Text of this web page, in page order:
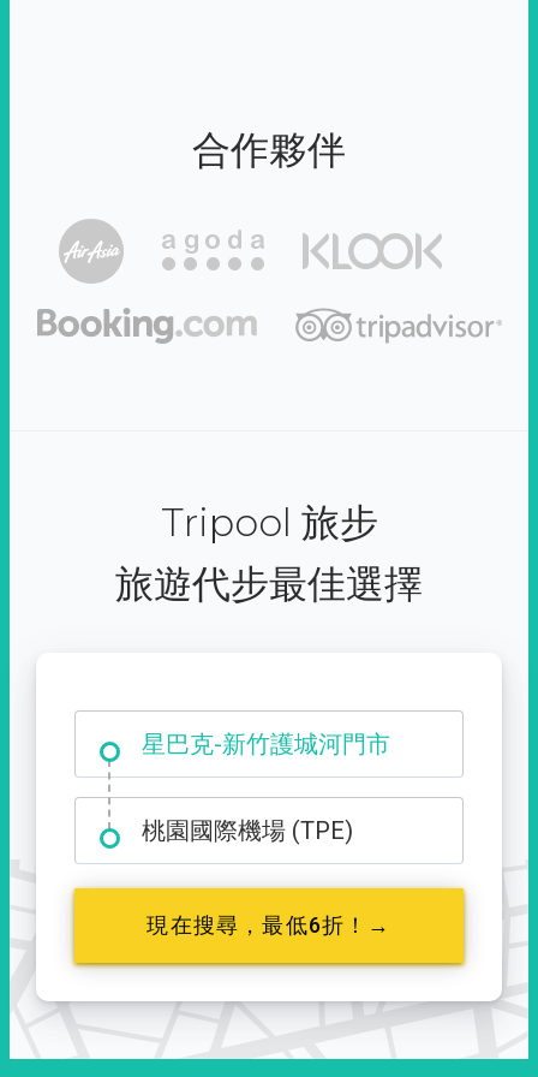
合作夥伴
Tripool 旅步
旅遊代步最佳選擇
星巴克-新竹護城河門市
大霸尖山登山口
桃園國際機場 (TPE)
現在搜尋，最低6折！→